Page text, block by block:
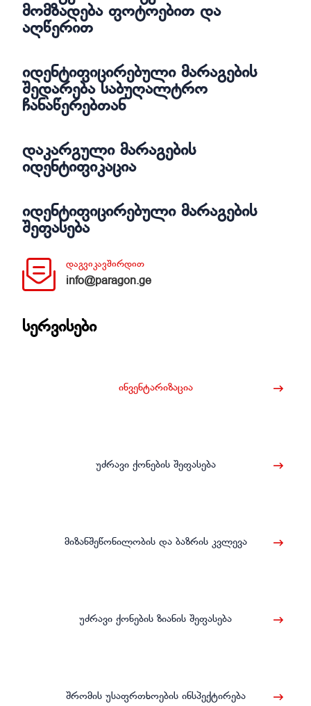
მომზადება ფოტოებით და
აღწერით
იდენტიფიცირებული მარაგების
შედარება საბუღალტრო
ჩანაწერებთან
დაკარგული მარაგების
იდენტიფიკაცია
იდენტიფიცირებული მარაგების
შეფასება
დაგვიკავშირდით
info@paragon.ge
სერვისები
ინვენტარიზაცია
უძრავი ქონების შეფასება
მიზანშეწონილობის და ბაზრის კვლევა
უძრავი ქონების ზიანის შეფასება
შრომის უსაფრთხოების ინსპექტირება